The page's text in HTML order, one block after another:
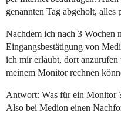
genannten Tag abgeholt, alles
Nachdem ich nach 3 Wochen
Eingangsbestätigung von
ich mir erlaubt, dort
meinem Monitor rechnen
Antwort: Was für ein Monitor
Also bei Medion einen